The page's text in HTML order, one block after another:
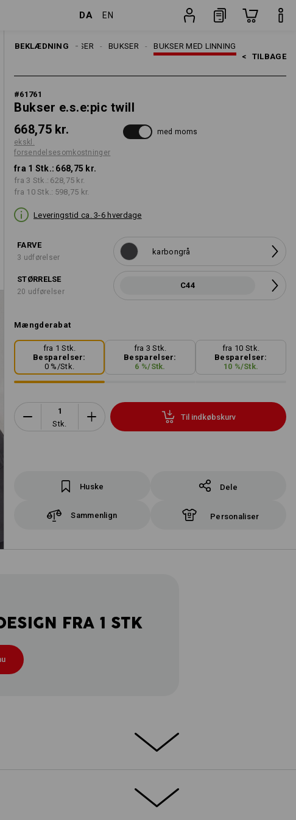
DA EN
BEKLÆDNING BUKSER MED LINNING
BUKSER
ARBEJDSBUKSER
< TILBAGE
#61761
Bukser e.s.e:pic twill
668,75 kr.
ekskl.
forsendelsesomkostninger
med moms
fra 1 Stk.: 668,75 kr.
fra 3 Stk.: 628,75 kr.
fra 10 Stk.: 598,75 kr.
Leveringstid ca. 3-6 hverdage
FARVE
3 udførelser
karbongrå
STØRRELSE
20 udførelser
C44
Mængderabat
fra 1 Stk.
Besparelser:
0 %/Stk.
fra 3 Stk.
Besparelser:
6 %/Stk.
fra 10 Stk.
Besparelser:
10 %/Stk.
Stk.
Til indkøbskurv
Huske Dele
Sammenlign Personaliser
FRA 1 STK
KOMFORT